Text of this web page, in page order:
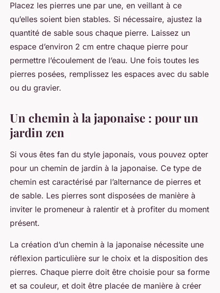
Placez les pierres une par une, en veillant à ce
qu’elles soient bien stables. Si nécessaire, ajustez la
quantité de sable sous chaque pierre. Laissez un
espace d’environ 2 cm entre chaque pierre pour
permettre l’écoulement de l’eau. Une fois toutes les
pierres posées, remplissez les espaces avec du sable
ou du gravier.
Un chemin à la japonaise : pour un
jardin zen
Si vous êtes fan du style japonais, vous pouvez opter
pour un chemin de jardin à la japonaise. Ce type de
chemin est caractérisé par l’alternance de pierres et
de sable. Les pierres sont disposées de manière à
inviter le promeneur à ralentir et à profiter du moment
présent.
La création d’un chemin à la japonaise nécessite une
réflexion particulière sur le choix et la disposition des
pierres. Chaque pierre doit être choisie pour sa forme
et sa couleur, et doit être placée de manière à créer